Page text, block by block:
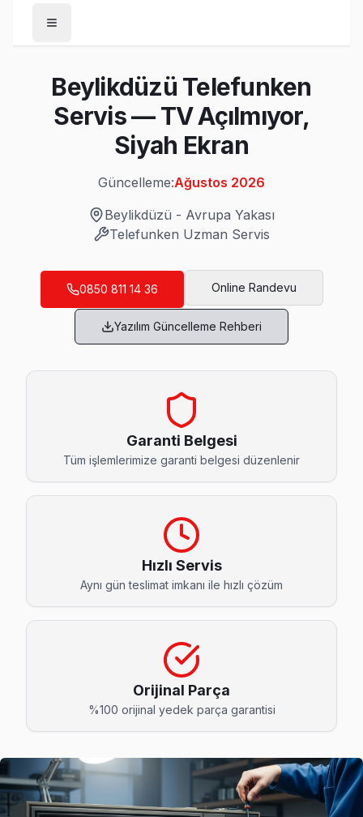
/Beylikdüzü
/Telefunken
Son Güncelleme:Ağustos 2026
Adnan Kahveci Telefunken Servis
Adnan Kahveci mahallesi Telefunken TV servisi için ön
Beylikdüzü Telefunken Servis →
Barış Telefunken Servis
Barış mahallesi Telefunken TV servisinde şeffaf
Barış Telefunken Açılmıyor Arıza →
Büyükşehir Telefunken Servis
Beylikdüzü genelinde Büyükşehir bölgesinde Telefunken
Cumhuriyet Telefunken Servis
Beylikdüzü'nın Cumhuriyet bölgesindeki Telefunken
Cumhuriyet Telefunken Açılmıyor Arıza →
Dereağzı Telefunken Servis
Beylikdüzü'nın Dereağzı bölgesindeki Telefunken
Dereağzı Telefunken Açılmıyor Arıza →
Gürpınar Telefunken Servis
Gürpınar mahallesi Telefunken TV servis hattımız günlük
Gürpınar Telefunken Açılmıyor Arıza →
Kavaklı Telefunken Servis
Beylikdüzü Telefunken
Servis — TV Açılmıyor,
Siyah Ekran
Güncelleme:Ağustos 2026
Beylikdüzü - Avrupa Yakası
Telefunken Uzman Servis
0850 811 14 36 Online Randevu
Yazılım Güncelleme Rehberi
Garanti Belgesi
Tüm işlemlerimize garanti belgesi düzenlenir
Hızlı Servis
Aynı gün teslimat imkanı ile hızlı çözüm
Orijinal Parça
%100 orijinal yedek parça garantisi